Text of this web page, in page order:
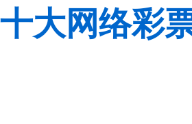
十大网络彩